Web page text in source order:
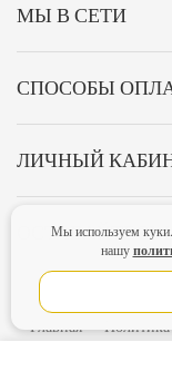
МЫ В СЕТИ
СПОСОБЫ
ЛИЧНЫЙ
ОСТАВАЙТЕСЬ
Главная
Мы используем
нашу